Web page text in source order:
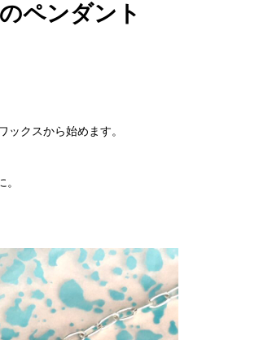
ペンダント
ックスから始めます。